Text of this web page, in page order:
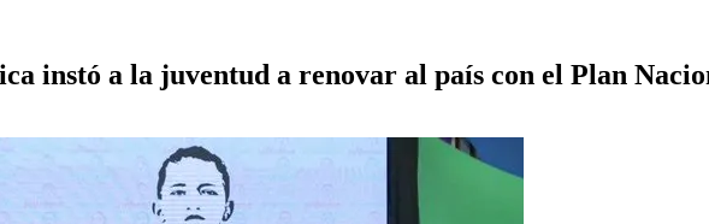
instó a la juventud a renovar al país con el Plan